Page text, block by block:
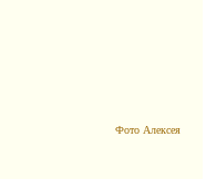
Фото Алексея